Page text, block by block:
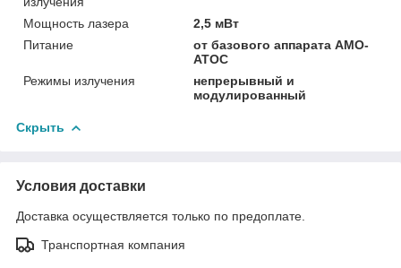
Мощность лазера
2,5 мВт
Питание
от базового аппарата АМО-
АТОС
Режимы излучения
непрерывный и
модулированный
Скрыть
Условия доставки
Доставка осуществляется только по предоплате.
Транспортная компания